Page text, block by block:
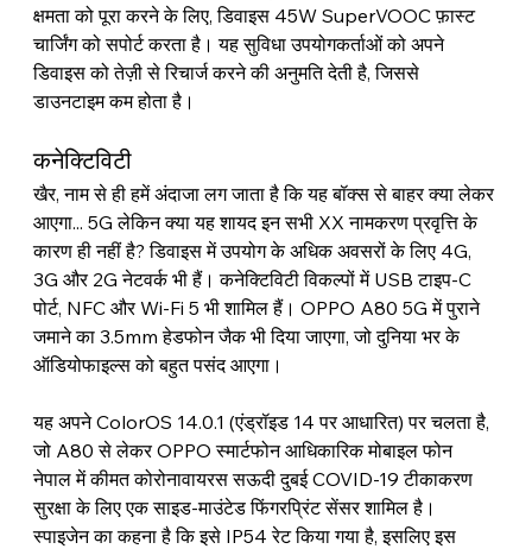
क्षमता को पूरा करने के लिए, डिवाइस 45W SuperVOOC फ़ास्ट
चार्जिंग को सपोर्ट करता है। यह सुविधा उपयोगकर्ताओं को अपने
डिवाइस को तेज़ी से रिचार्ज करने की अनुमति देती है, जिससे
डाउनटाइम कम होता है।
कनेक्टिविटी
खैर, नाम से ही हमें अंदाजा लग जाता है कि यह बॉक्स से बाहर क्या लेकर
आएगा... 5G लेकिन क्या यह शायद इन सभी XX नामकरण प्रवृत्ति के
कारण ही नहीं है? डिवाइस में उपयोग के अधिक अवसरों के लिए 4G,
3G और 2G नेटवर्क भी हैं। कनेक्टिविटी विकल्पों में USB टाइप-C
पोर्ट, NFC और Wi-Fi 5 भी शामिल हैं। OPPO A80 5G में पुराने
जमाने का 3.5mm हेडफोन जैक भी दिया जाएगा, जो दुनिया भर के
ऑडियोफाइल्स को बहुत पसंद आएगा।
यह अपने ColorOS 14.0.1 (एंड्रॉइड 14 पर आधारित) पर चलता है,
जो A80 से लेकर OPPO स्मार्टफोन आधिकारिक मोबाइल फोन
नेपाल में कीमत कोरोनावायरस सऊदी दुबई COVID-19 टीकाकरण
सुरक्षा के लिए एक साइड-माउंटेड फिंगरप्रिंट सेंसर शामिल है।
स्पाइजेन का कहना है कि इसे IP54 रेट किया गया है, इसलिए इस